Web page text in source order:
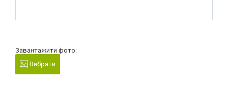
Завантажити фото:
Вибрати